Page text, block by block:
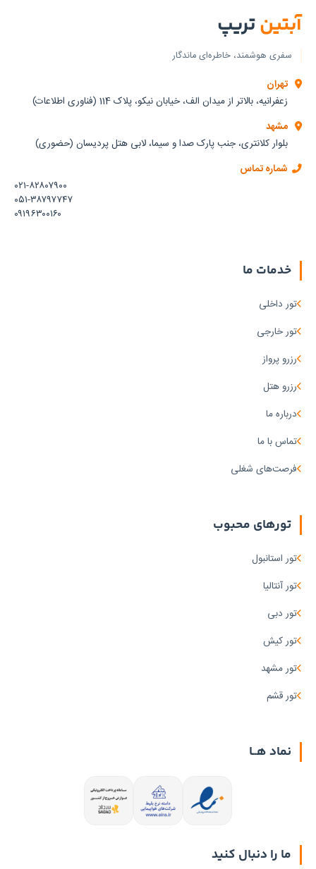
آبتینتریپ
سفری هوشمند، خاطره‌ای ماندگار
تهران
زعفرانیه، بالاتر از میدان الف، خیابان نیکو، پلاک 114 (فناوری اطلاعات)
مشهد
بلوار کلانتری، جنب پارک صدا و سیما، لابی هتل پردیسان (حضوری)
شماره تماس
۰۲۱-۸۲۸۰۷۹۰۰
۰۵۱-۳۸۷۹۷۷۴۷
۰۹۱۹۶۳۰۰۱۶۰
خدمات ما
تور داخلی
تور خارجی
رزرو پرواز
رزرو هتل
درباره ما
تماس با ما
فرصت‌های شغلی
تورهای محبوب
تور استانبول
تور آنتالیا
تور دبی
تور کیش
تور مشهد
تور قشم
نماد هــا
ما را دنبال کنید